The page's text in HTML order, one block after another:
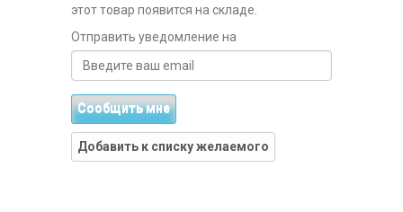
этот товар появится на складе.
Отправить уведомление на
Сообщить мне
Добавить к списку желаемого